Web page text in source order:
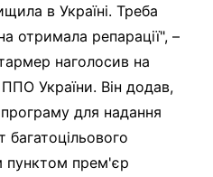
в Україні. Треба
отримала репарації", –
наголосив на
ППО України. Він додав,
для надання
пунктом прем'єр